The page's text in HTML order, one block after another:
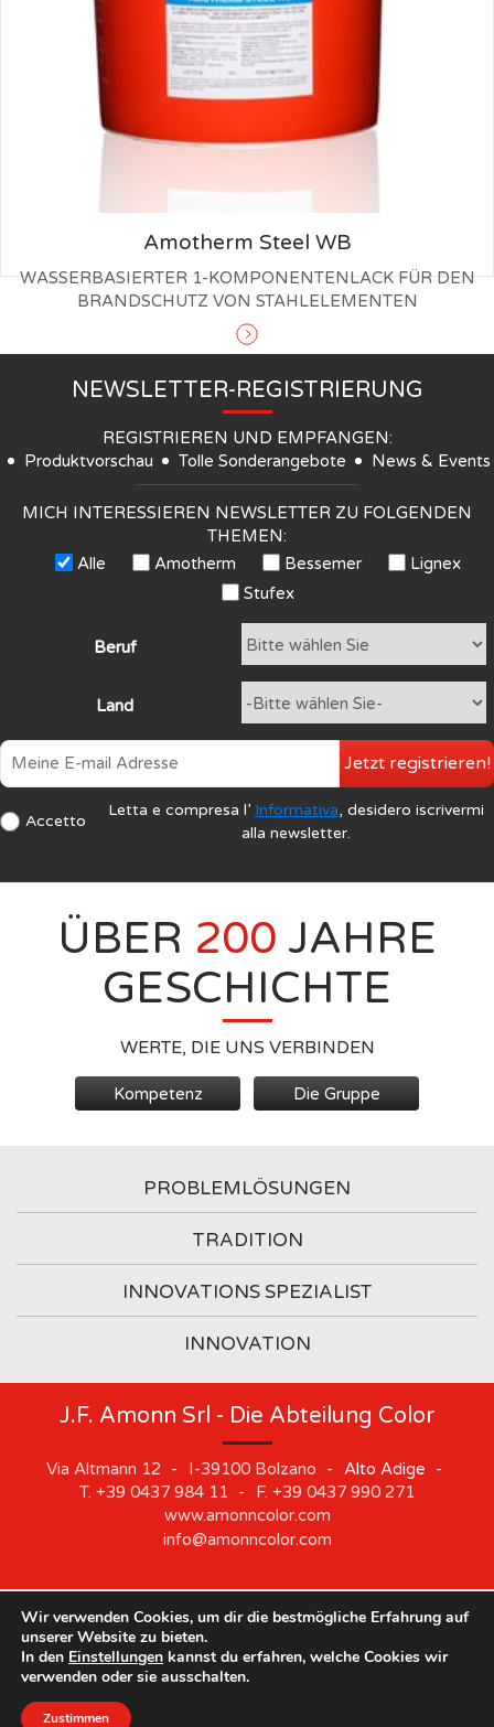
Amotherm Steel WB
WASSERBASIERTER 1-KOMPONENTENLACK FÜR DEN
BRANDSCHUTZ VON STAHLELEMENTEN
NEWSLETTER-REGISTRIERUNG
REGISTRIEREN UND EMPFANGEN:
Produktvorschau
Tolle Sonderangebote News & Events
MICH INTERESSIEREN NEWSLETTER ZU FOLGENDEN
THEMEN:
Alle
Amotherm Bessemer
Lignex
Stufex
Beruf
Land
Accetto
Letta e compresa l’ Informativa, desidero iscrivermi
alla newsletter.
Jetzt registrieren!
ÜBER 200 JAHRE
GESCHICHTE
WERTE, DIE UNS VERBINDEN
Kompetenz Die Gruppe
PROBLEMLÖSUNGEN
TRADITION
INNOVATIONS SPEZIALIST
INNOVATION
J.F. Amonn Srl - Die Abteilung Color
Via Altmann 12 - I-39100 Bolzano - Alto Adige
-
T. +39 0437 984 11 - F. +39 0437 990 271
www.amonncolor.com
info@amonncolor.com
©2019J.F. AMONN Srl . Part. IVA 01373880218 Impressum .
Cookie . Privacy
Unsere Standorte bleiben vom 10. August bis zum 21.
August geschlossen.
Wir verwenden Cookies, um dir die bestmögliche Erfahrung auf
unserer Website zu bieten.
In den Einstellungen kannst du erfahren, welche Cookies wir
verwenden oder sie ausschalten.
Zustimmen